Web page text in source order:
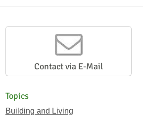
Contact via E-Mail
Topics
Building and Living